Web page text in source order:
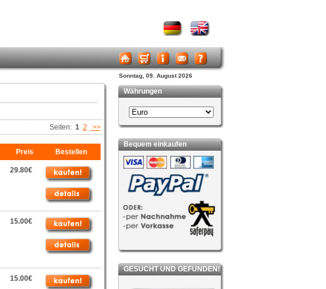
Sonntag, 09. August 2026
Seiten: 1 2 >>
Preis Bestellen
29.80€
15.00€
15.00€
Währungen
Bequem einkaufen
GESUCHT UND GEFUNDEN!